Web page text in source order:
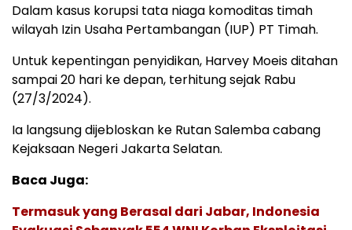
Dalam kasus korupsi tata niaga komoditas timah
wilayah Izin Usaha Pertambangan (IUP) PT Timah.
Untuk kepentingan penyidikan, Harvey Moeis ditahan
sampai 20 hari ke depan, terhitung sejak Rabu
(27/3/2024).
Ia langsung dijebloskan ke Rutan Salemba cabang
Kejaksaan Negeri Jakarta Selatan.
Baca Juga:
Termasuk yang Berasal dari Jabar, Indonesia